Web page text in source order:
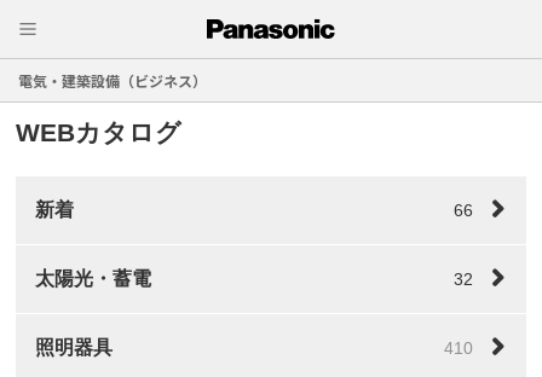
電気・建築設備（ビジネス）
WEBカタログ
新着 66
太陽光・蓄電 32
照明器具 410